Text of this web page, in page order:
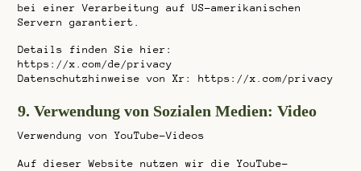
bei einer Verarbeitung auf US-amerikanischen
Servern garantiert.
Details finden Sie hier:
https://x.com/de/privacy
Datenschutzhinweise von Xr: https://x.com/privacy
9. Verwendung von Sozialen Medien: Video
Verwendung von YouTube-Videos
Auf dieser Website nutzen wir die YouTube-